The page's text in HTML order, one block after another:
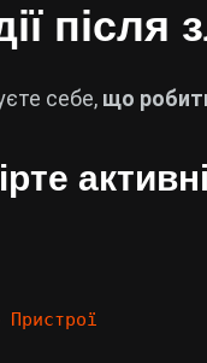
після
себе, що
активні
Пристрої